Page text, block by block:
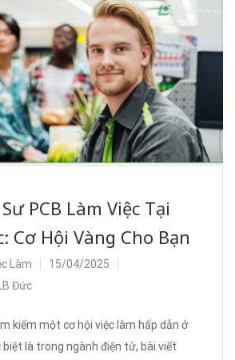
PCB Làm Việc Tại
Cơ Hội Vàng Cho Bạn
Làm
15/04/2025
Đức
kiếm một cơ hội việc làm hấp dẫn ở
biệt là trong ngành điện tử, bài viết